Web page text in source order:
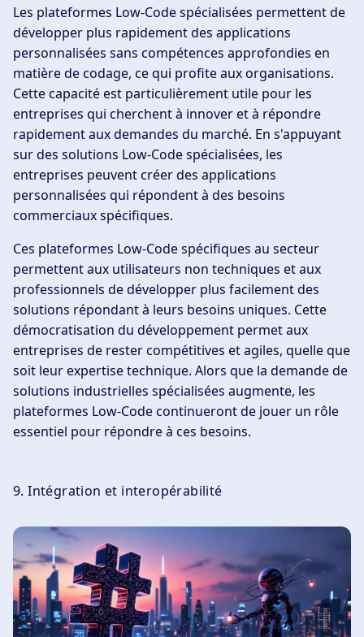
Les plateformes Low-Code spécialisées permettent de
développer plus rapidement des applications
personnalisées sans compétences approfondies en
matière de codage, ce qui profite aux organisations.
Cette capacité est particulièrement utile pour les
entreprises qui cherchent à innover et à répondre
rapidement aux demandes du marché. En s'appuyant
sur des solutions Low-Code spécialisées, les
entreprises peuvent créer des applications
personnalisées qui répondent à des besoins
commerciaux spécifiques.
Ces plateformes Low-Code spécifiques au secteur
permettent aux utilisateurs non techniques et aux
professionnels de développer plus facilement des
solutions répondant à leurs besoins uniques. Cette
démocratisation du développement permet aux
entreprises de rester compétitives et agiles, quelle que
soit leur expertise technique. Alors que la demande de
solutions industrielles spécialisées augmente, les
plateformes Low-Code continueront de jouer un rôle
essentiel pour répondre à ces besoins.
9. Intégration et interopérabilité